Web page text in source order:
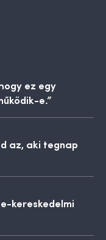
ez egy
e.”
az, aki tegnap
kereskedelmi